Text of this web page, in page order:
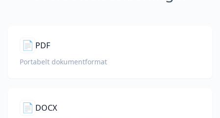
📄 PDF
Portabelt dokumentformat
📄 DOCX